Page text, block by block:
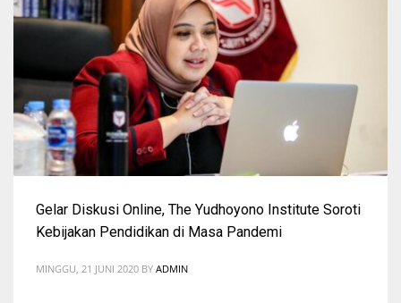
Gelar Diskusi Online, The Yudhoyono Institute Soroti
Kebijakan Pendidikan di Masa Pandemi
MINGGU, 21 JUNI 2020 BY ADMIN